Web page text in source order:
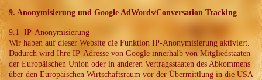
9. Anonymisierung und Google AdWords/Conversation Tracking
9.1 IP-Anonymisierung
Wir haben auf dieser Website die Funktion IP-Anonymisierung aktiviert.
Dadurch wird Ihre IP-Adresse von Google innerhalb von Mitgliedstaaten
der Europäischen Union oder in anderen Vertragsstaaten des Abkommens
über den Europäischen Wirtschaftsraum vor der Übermittlung in die USA